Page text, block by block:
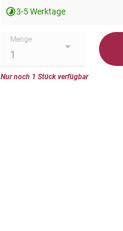
3-5 Werktage
Menge
Nur noch 1 Stück verfügbar